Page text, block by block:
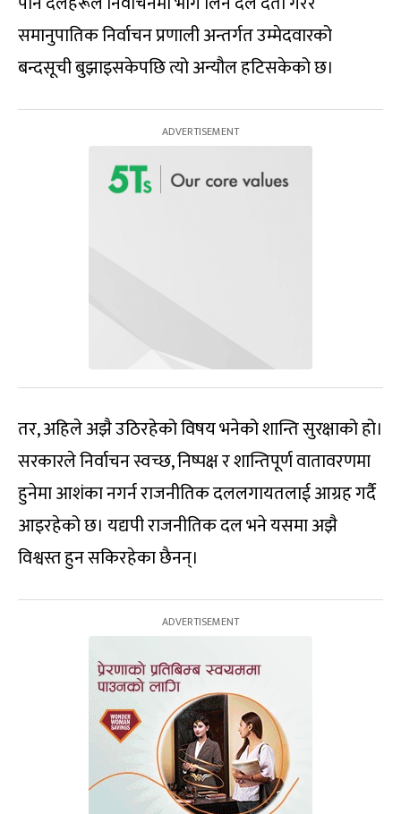
समानुपातिक निर्वाचन प्रणाली अन्तर्गत उम्मेदवारको
बन्दसूची बुझाइसकेपछि त्यो अन्यौल हटिसकेको छ।
तर, अहिले अझै उठिरहेको विषय भनेको शान्ति सुरक्षाको हो।
सरकारले निर्वाचन स्वच्छ, निष्पक्ष र शान्तिपूर्ण वातावरणमा
हुनेमा आशंका नगर्न राजनीतिक दललगायतलाई आग्रह गर्दै
आइरहेको छ। यद्यपी राजनीतिक दल भने यसमा अझै
विश्वस्त हुन सकिरहेका छैनन्।